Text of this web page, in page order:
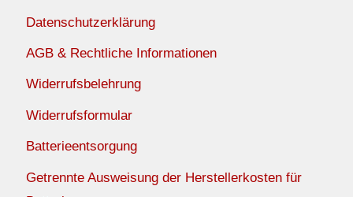
Datenschutzerklärung
AGB & Rechtliche Informationen
Widerrufsbelehrung
Widerrufsformular
Batterieentsorgung
Getrennte Ausweisung der Herstellerkosten für